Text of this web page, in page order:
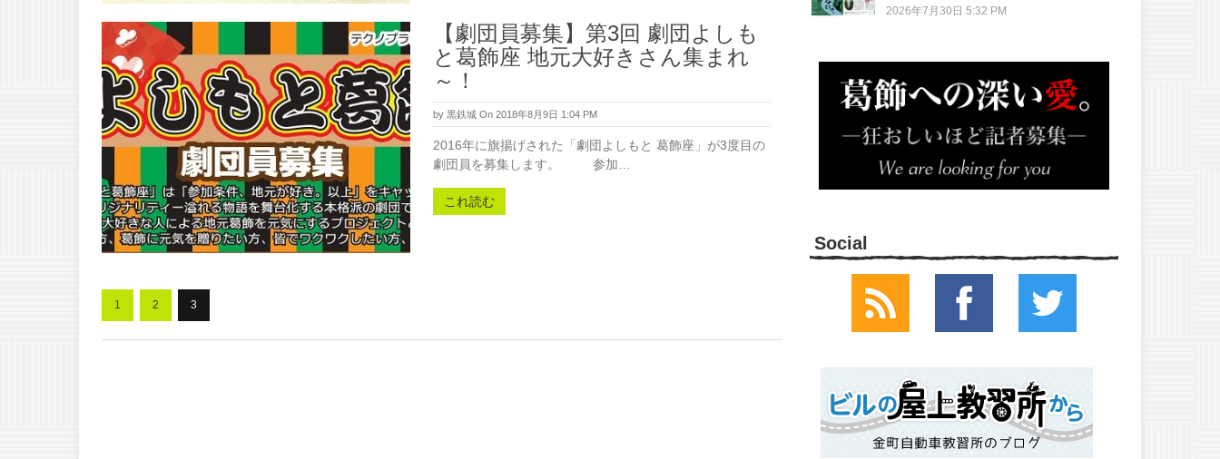
【劇団員募集】第3回 劇団よしも
と葛飾座 地元大好きさん集まれ
～！
by 黒鉄城 On 2018年8月9日 1:04 PM
2016年に旗揚げされた「劇団よしもと 葛飾座」が3度目の
劇団員を募集します。 参加…
これ読む
1 2 3
2026年7月30日 5:32 PM
Social